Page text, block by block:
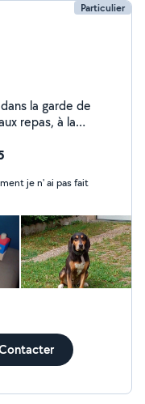
Particulier
la garde de
repas, à la
J'ai une solide
en mesure de
maladies
chez moi
part, je suis véhiculée.
je n' ai pas fait